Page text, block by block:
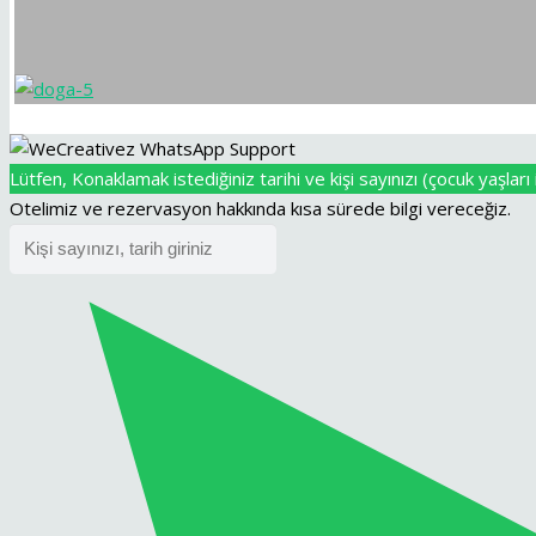
Lütfen, Konaklamak istediğiniz tarihi ve kişi sayınızı (çocuk yaşları
Otelimiz ve rezervasyon hakkında kısa sürede bilgi vereceğiz.